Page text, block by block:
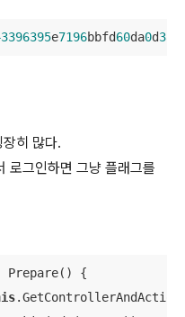
e7196bbfd60da0d3
히 많다.
그인하면 그냥 플래그를
Prepare() {